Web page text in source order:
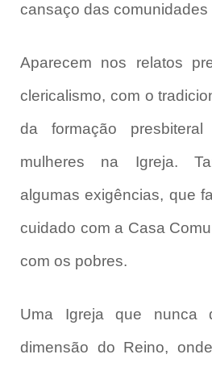
cansaço das comunidades
Aparecem nos relatos
clericalismo, com o
da formação
mulheres na Igreja.
algumas exigências, que
cuidado com a Casa
com os pobres.
Uma Igreja que nunca
dimensão do Reino,